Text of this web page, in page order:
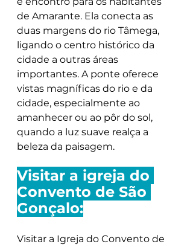
de Amarante. Ela conecta as
duas margens do rio Tâmega,
ligando o centro histórico da
cidade a outras áreas
importantes. A ponte oferece
vistas magníficas do rio e da
cidade, especialmente ao
amanhecer ou ao pôr do sol,
quando a luz suave realça a
beleza da paisagem.
Visitar a igreja do
Convento de São
Gonçalo:
Visitar a Igreja do Convento de